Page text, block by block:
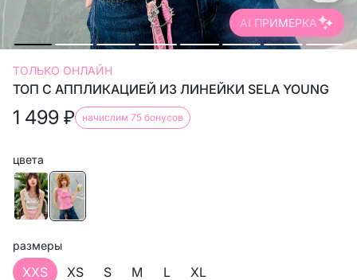
AI ПРИМЕРКА
ТОЛЬКО ОНЛАЙН
ТОП С АППЛИКАЦИЕЙ ИЗ ЛИНЕЙКИ SELA YOUNG
1 499 ₽ начислим 75 бонусов
цвета
размеры
XXS XS S M L XL